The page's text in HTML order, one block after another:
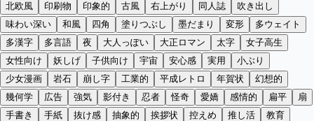
北欧風
印刷物 印象的 古風 右上がり 同人誌
吹き出し
味わい深い
和風 四角 塗りつぶし 墨だまり 変形
多ウェイト
多漢字
多言語 夜 大人っぽい 大正ロマン 太字
女子高生
女性向け
妖しげ 子供向け 宇宙 安心感 実用
小ぶり
少女漫画
岩石 崩し字 工業的 平成レトロ 年賀状
幻想的
幾何学
広告 強気 影付き 忍者 怪奇 愛嬌 感情的 扁平
扇
手書き
手紙 抜け感 抽象的 挨拶状 控えめ 推し活
教育